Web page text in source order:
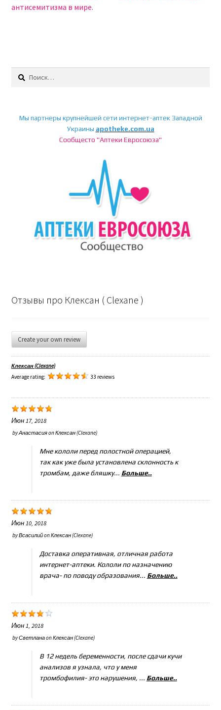
антисемитизма в мире.
Найти:
Мы партнеры крупнейшей сети интернет-аптек Западной
Украины apotheke.com.ua
Сообщесто "Аптеки Евросоюза"
Отзывы про Клексан ( Clexane )
Create your own review
Клексан (Clexane)
Average rating:
33 reviews
Июн 17, 2018
byАнастасияonКлексан (Clexane)
Мне кололи перед полостной операцией,
так как уже была установлена склонность к
тромбам, даже бляшку... Больше..
Июн 10, 2018
byВсасилийonКлексан (Clexane)
Доставка оперативная, отличная работа
интернет-аптеки. Кололи по назначению
врача- по поводу образования... Больше..
Июн 1, 2018
byСветланаonКлексан (Clexane)
В 12 недель беременности, после сдачи кучи
анализов я узнала, что у меня
тромбофилия- это нарушения, ... Больше..